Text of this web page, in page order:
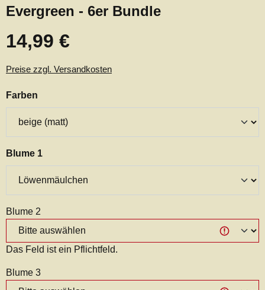
Evergreen - 6er Bundle
Regulärer Preis:
14,99 €
Preise zzgl. Versandkosten
Farben
Blume 1
Blume 2
Das Feld ist ein Pflichtfeld.
Blume 3